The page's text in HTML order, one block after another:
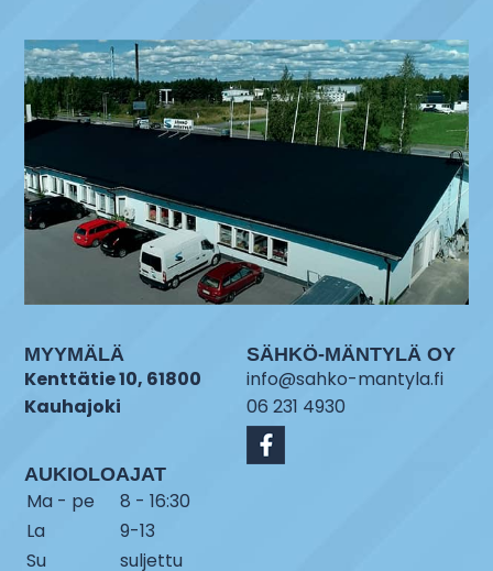
MYYMÄLÄ
Kenttätie 10, 61800
Kauhajoki
AUKIOLOAJAT
Ma - pe
8 - 16:30
La
9-13
Su
suljettu
SÄHKÖ-MÄNTYLÄ OY
info@sahko-mantyla.fi
06 231 4930